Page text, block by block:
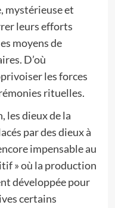
mystérieuse et
leurs efforts
moyens de
D’où
les forces
rituelles.
les dieux de la
par des dieux à
impensable au
» où la production
développée pour
certains